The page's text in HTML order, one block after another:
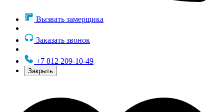
Вызвать замерщика
Заказать звонок
+7 812 209-10-49
Закрыть